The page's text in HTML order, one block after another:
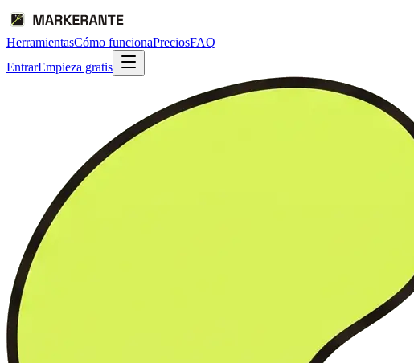
HerramientasCómo funcionaPreciosFAQ
EntrarEmpieza gratis